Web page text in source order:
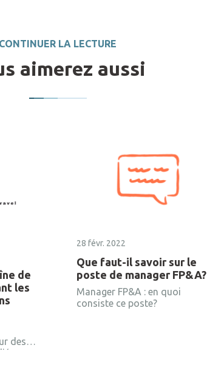
CONTINUER LA LECTURE
aimerez aussi
de
les
des
une
28 févr. 2022
Que faut-il savoir sur le
poste de manager FP&A?
Manager FP&A : en quoi
consiste ce poste?